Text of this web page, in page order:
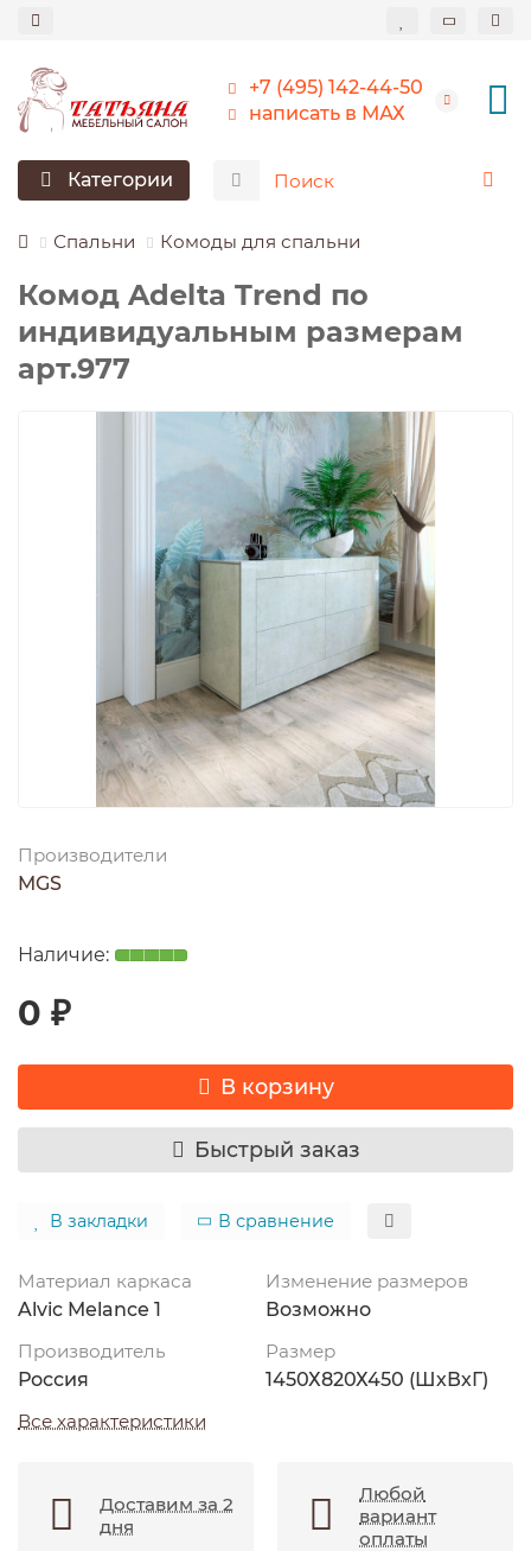
+7 (495) 142-44-50
написать в МАХ
Категории
Спальни Комоды для спальни
Комод Adelta Trend по
индивидуальным размерам
арт.977
Производители
MGS
0 ₽
В корзину
Быстрый заказ
В закладки В сравнение
Материал каркаса
Alvic Melance 1
Изменение размеров
Возможно
Производитель
Россия
Размер
1450Х820Х450 (ШхВхГ)
Все характеристики
Доставим за 2
дня
Любой
вариант
оплаты